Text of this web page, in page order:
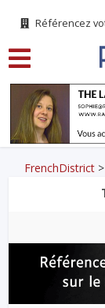
Référencez
FrenchDistrict >